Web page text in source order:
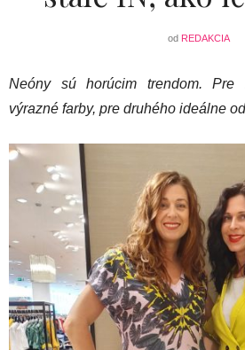
od REDAKCIA
Neóny sú horúcim trendom. Pre
výrazné farby, pre druhého ideálne